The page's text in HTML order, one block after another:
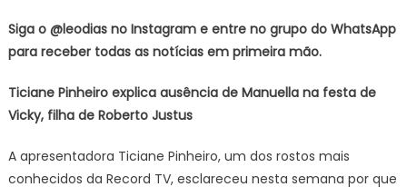
Siga o @leodias no Instagram e entre no grupo do WhatsApp
para receber todas as notícias em primeira mão.
Ticiane Pinheiro explica ausência de Manuella na festa de
Vicky, filha de Roberto Justus
A apresentadora Ticiane Pinheiro, um dos rostos mais
conhecidos da Record TV, esclareceu nesta semana por que